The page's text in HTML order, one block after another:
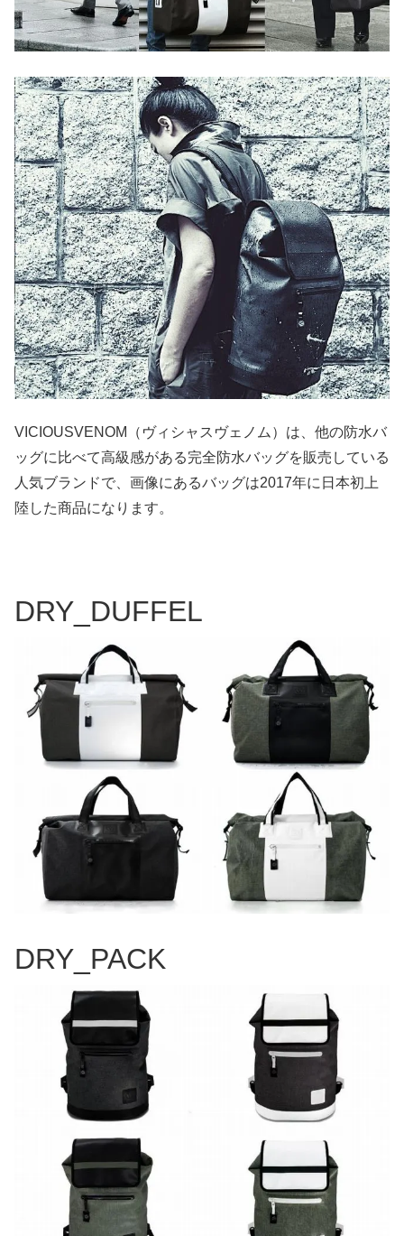
VICIOUSVENOM（ヴィシャスヴェノム）は、他の防水バ
ッグに比べて高級感がある完全防水バッグを販売している
人気ブランドで、画像にあるバッグは2017年に日本初上
陸した商品になります。
DRY_DUFFEL
DRY_PACK